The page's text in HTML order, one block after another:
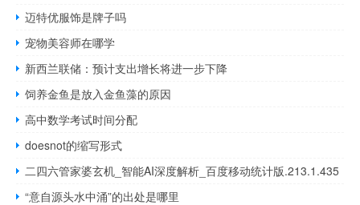
迈特优服饰是牌子吗
宠物美容师在哪学
新西兰联储：预计支出增长将进一步下降
饲养金鱼是放入金鱼藻的原因
高中数学考试时间分配
doesnot的缩写形式
二四六管家婆玄机_智能AI深度解析_百度移动统计版.213.1.435
“意自源头水中涌”的出处是哪里